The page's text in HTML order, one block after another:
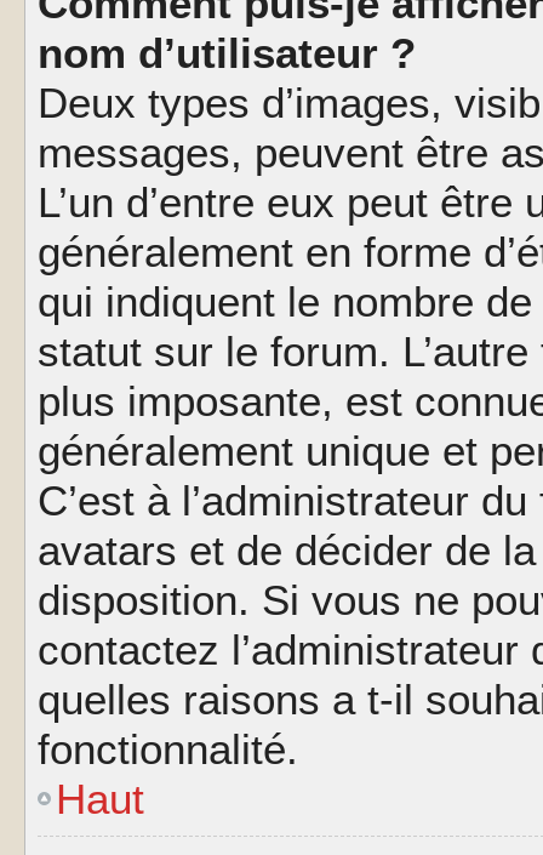
nom d’utilisateur ?
Deux types d’images,
messages, peuvent être
L’un d’entre eux peut
généralement en forme
qui indiquent le nombre
statut sur le forum.
plus imposante, est
généralement unique et
C’est à l’administrateur
avatars et de décider de
disposition. Si vous ne
contactez
quelles raisons a t-il
fonctionnalité.
Haut